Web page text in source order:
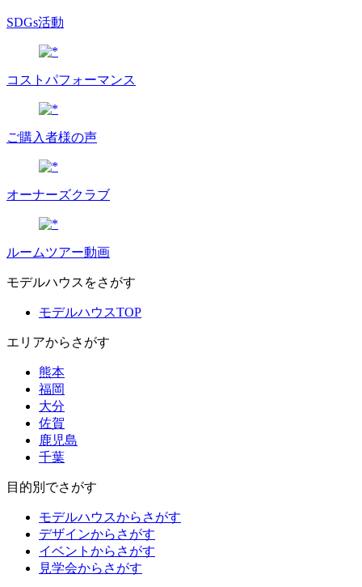
SDGs活動
コストパフォーマンス
ご購入者様の声
オーナーズクラブ
ルームツアー動画
モデルハウスをさがす
モデルハウスTOP
エリアからさがす
熊本
福岡
大分
佐賀
鹿児島
千葉
目的別でさがす
モデルハウスからさがす
デザインからさがす
イベントからさがす
見学会からさがす